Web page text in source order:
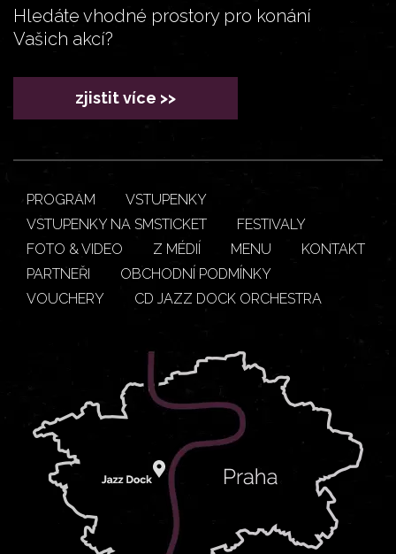
Hledáte vhodné prostory pro konání
Vašich akcí?
zjistit více >>
PROGRAM
VSTUPENKY
VSTUPENKY NA SMSTICKET
FESTIVALY
FOTO & VIDEO
Z MÉDIÍ MENU
KONTAKT
PARTNEŘI
OBCHODNÍ PODMÍNKY
VOUCHERY
CD JAZZ DOCK ORCHESTRA